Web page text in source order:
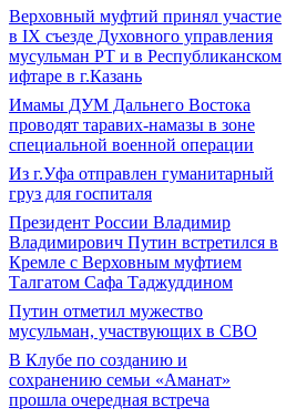
Верховный муфтий принял участие
в IХ съезде Духовного управления
мусульман РТ и в Республиканском
ифтаре в г.Казань
Имамы ДУМ Дальнего Востока
проводят таравих-намазы в зоне
специальной военной операции
Из г.Уфа отправлен гуманитарный
груз для госпиталя
Президент России Владимир
Владимирович Путин встретился в
Кремле с Верховным муфтием
Талгатом Сафа Таджуддином
Путин отметил мужество
мусульман, участвующих в СВО
В Клубе по созданию и
сохранению семьи «Аманат»
прошла очередная встреча